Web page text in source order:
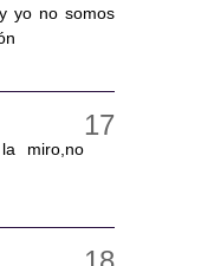
yo no somos
miro,no